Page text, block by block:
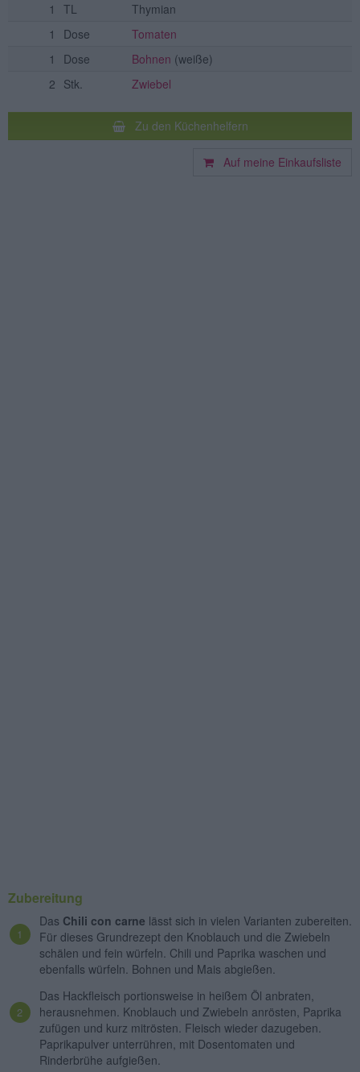
1
TL
Thymian
1
Dose
Tomaten
1
Dose Bohnen (weiße)
2 Stk. Zwiebel
Zu den Küchenhelfern
Auf meine Einkaufsliste
Zubereitung
Das Chili con carne lässt sich in vielen Varianten zubereiten.
Für dieses Grundrezept den Knoblauch und die Zwiebeln
schälen und fein würfeln. Chili und Paprika waschen und
ebenfalls würfeln. Bohnen und Mais abgießen.
Das Hackfleisch portionsweise in heißem Öl anbraten,
herausnehmen. Knoblauch und Zwiebeln anrösten, Paprika
zufügen und kurz mitrösten. Fleisch wieder dazugeben.
Paprikapulver unterrühren, mit Dosentomaten und
Rinderbrühe aufgießen.